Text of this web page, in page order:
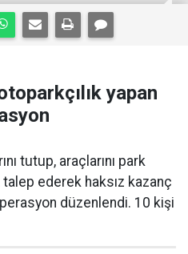
yapan
tutup, araçlarını park
ederek haksız kazanç
düzenlendi. 10 kişi